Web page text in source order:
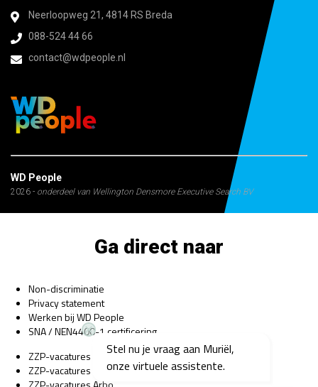
Neerloopweg 21, 4814 RS Breda
088-524 44 66
contact@wdpeople.nl
WD People
2026 - onderdeel van Wellington Densmore Executive Search BV
Ga direct naar
Non-discriminatie
Privacy statement
Werken bij WD People
SNA / NEN4400-1 certificering
ZZP-vacatures Bedrijfsarts
ZZP-vacatures Psycholoog
Stel nu je vraag aan Muriël,
onze virtuele assistente.